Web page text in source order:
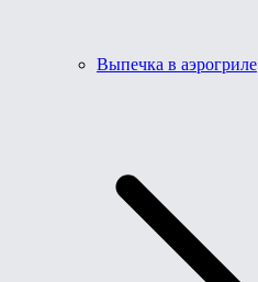
Выпечка в аэрогриле